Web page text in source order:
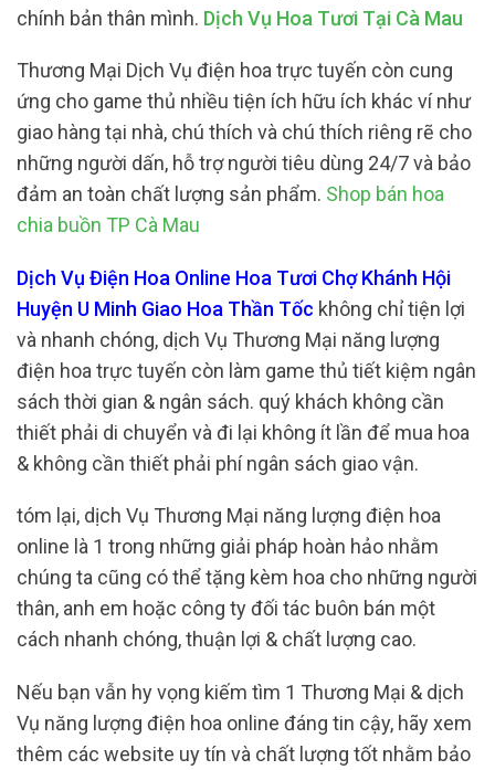
chính bản thân mình. Dịch Vụ Hoa Tươi Tại Cà Mau
Thương Mại Dịch Vụ điện hoa trực tuyến còn cung
ứng cho game thủ nhiều tiện ích hữu ích khác ví như
giao hàng tại nhà, chú thích và chú thích riêng rẽ cho
những người dấn, hỗ trợ người tiêu dùng 24/7 và bảo
đảm an toàn chất lượng sản phẩm. Shop bán hoa
chia buồn TP Cà Mau
Dịch Vụ Điện Hoa Online Hoa Tươi Chợ Khánh Hội
Huyện U Minh Giao Hoa Thần Tốc không chỉ tiện lợi
và nhanh chóng, dịch Vụ Thương Mại năng lượng
điện hoa trực tuyến còn làm game thủ tiết kiệm ngân
sách thời gian & ngân sách. quý khách không cần
thiết phải di chuyển và đi lại không ít lần để mua hoa
& không cần thiết phải phí ngân sách giao vận.
tóm lại, dịch Vụ Thương Mại năng lượng điện hoa
online là 1 trong những giải pháp hoàn hảo nhằm
chúng ta cũng có thể tặng kèm hoa cho những người
thân, anh em hoặc công ty đối tác buôn bán một
cách nhanh chóng, thuận lợi & chất lượng cao.
Nếu bạn vẫn hy vọng kiếm tìm 1 Thương Mại & dịch
Vụ năng lượng điện hoa online đáng tin cậy, hãy xem
thêm các website uy tín và chất lượng tốt nhằm bảo